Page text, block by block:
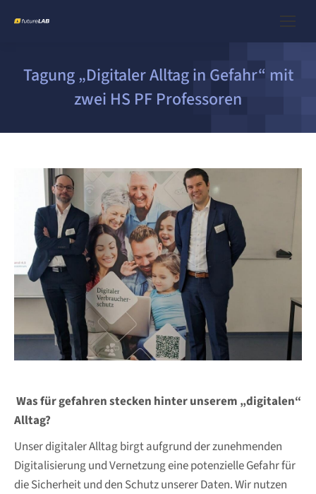
Tagung „Digitaler Alltag in Gefahr“ mit
zwei HS PF Professoren
Was für gefahren stecken hinter unserem „digitalen“
Alltag?
Unser digitaler Alltag birgt aufgrund der zunehmenden
Digitalisierung und Vernetzung eine potenzielle Gefahr für
die Sicherheit und den Schutz unserer Daten. Wir nutzen